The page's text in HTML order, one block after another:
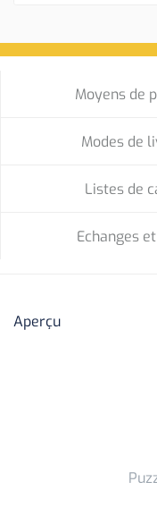
Moyens de
Modes de
Listes de
Echanges
Aperçu